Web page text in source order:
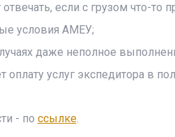
отвечать, если с грузом что-
условия АМЕУ;
даже неполное
оплату услуг экспедитора в
- по ссылке.